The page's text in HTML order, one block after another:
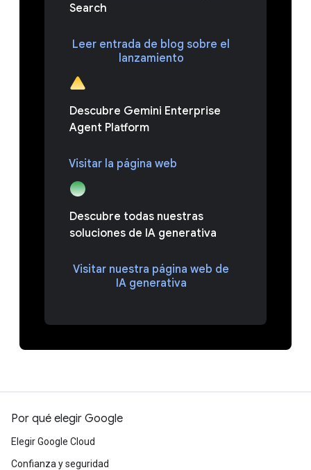
Search
Leer entrada de blog sobre el
lanzamiento
Descubre Gemini Enterprise
Agent Platform
Visitar la página web
Descubre todas nuestras
soluciones de IA generativa
Visitar nuestra página web de
IA generativa
Por qué elegir Google
Elegir Google Cloud
Confianza y seguridad